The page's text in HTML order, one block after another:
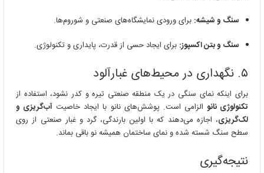
سنگ و شیشه: برای ورودی نمایشگاه‌های صنعتی و شوروم‌ها.
سنگ و بتن اکسپوز: برای ایجاد حسی از قدرت، پایداری و تکنولوژی.
۵. نگهداری در محیط‌های غبارآلود
برای اینکه نمای سنگی در یک منطقه صنعتی تیره و کدر نشود، استفاده از
تکنولوژی نانو الزامی است. پوشش‌های نانو با ایجاد خاصیت آب‌گریزی و
لک‌گریزی، اجازه می‌دهند که با اولین بارندگی، گرد و غبار صنعتی از روی
سطح سنگ شسته شده و نمای ساختمان همیشه نو باقی بماند.
نتیجه‌گیری